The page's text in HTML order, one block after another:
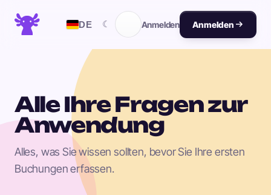
DE ☾ Anmelden Anmelden
Alle Ihre Fragen zur
Anwendung
Alles, was Sie wissen sollten, bevor Sie Ihre ersten
Buchungen erfassen.